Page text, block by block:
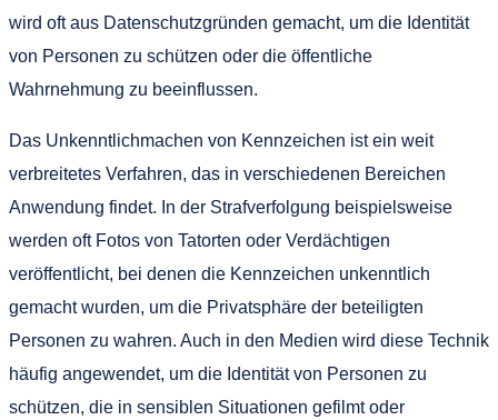
wird oft aus Datenschutzgründen gemacht, um die Identität
von Personen zu schützen oder die öffentliche
Wahrnehmung zu beeinflussen.
Das Unkenntlichmachen von Kennzeichen ist ein weit
verbreitetes Verfahren, das in verschiedenen Bereichen
Anwendung findet. In der Strafverfolgung beispielsweise
werden oft Fotos von Tatorten oder Verdächtigen
veröffentlicht, bei denen die Kennzeichen unkenntlich
gemacht wurden, um die Privatsphäre der beteiligten
Personen zu wahren. Auch in den Medien wird diese Technik
häufig angewendet, um die Identität von Personen zu
schützen, die in sensiblen Situationen gefilmt oder